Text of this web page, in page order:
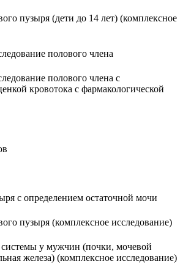
пузыря (дети до 14 лет) (комплексное
полового члена
полового члена с
кровотока с фармакологической
с определением остаточной мочи
пузыря (комплексное исследование)
у мужчин (почки, мочевой
железа) (комплексное исследование)